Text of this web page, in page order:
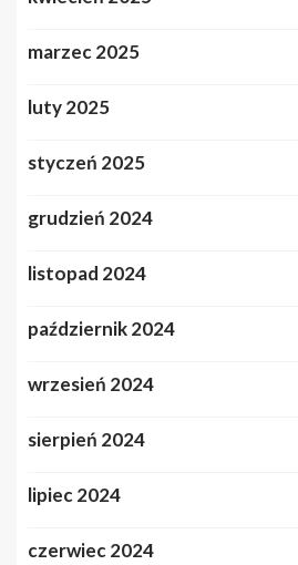
marzec 2025
luty 2025
styczeń 2025
grudzień 2024
listopad 2024
październik 2024
wrzesień 2024
sierpień 2024
lipiec 2024
czerwiec 2024